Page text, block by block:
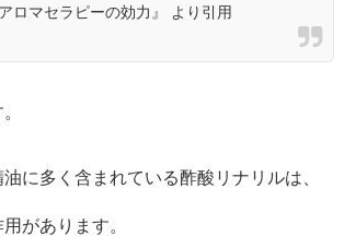
ロマセラピーの効力』 より引用
に多く含まれている酢酸リナリルは、
があります。